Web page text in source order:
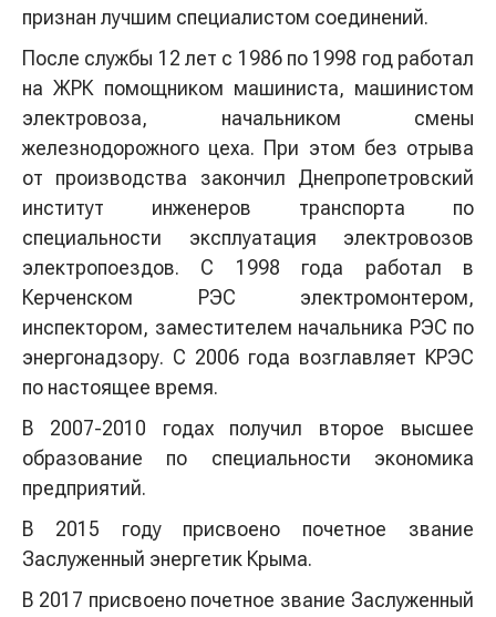
признан лучшим специалистом соединений.
После службы 12 лет с 1986 по 1998 год работал
на ЖРК помощником машиниста, машинистом
электровоза, начальником смены
железнодорожного цеха. При этом без отрыва
от производства закончил Днепропетровский
институт инженеров транспорта по
специальности эксплуатация электровозов
электропоездов. С 1998 года работал в
Керченском РЭС электромонтером,
инспектором, заместителем начальника РЭС по
энергонадзору. С 2006 года возглавляет КРЭС
по настоящее время.
В 2007-2010 годах получил второе высшее
образование по специальности экономика
предприятий.
В 2015 году присвоено почетное звание
Заслуженный энергетик Крыма.
В 2017 присвоено почетное звание Заслуженный